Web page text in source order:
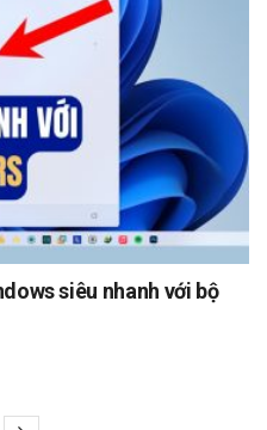
siêu nhanh với bộ